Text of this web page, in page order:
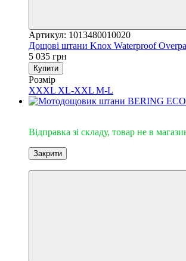
Артикул: 1013480010020
Дощові штани Knox Waterproof
5 035 грн
Купити
Розмір
XXXL XL-XXL M-L
Відправка зі складу, товар не в
Закрити